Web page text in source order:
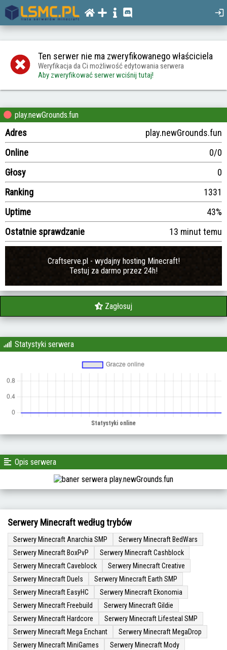
Ten serwer nie ma zweryfikowanego właściciela
Weryfikacja da Ci możliwość edytowania serwera
Aby zweryfikować serwer wciśnij tutaj!
play.newGrounds.fun
Adres
play.newGrounds.fun
Online
0/0
Głosy
0
Ranking
1331
Uptime
43%
Ostatnie sprawdzanie
13 minut temu
Craftserve.pl - wydajny hosting Minecraft!
Testuj za darmo przez 24h!
Zagłosuj
Statystyki serwera
Opis serwera
Serwery Minecraft według trybów
Serwery Minecraft Anarchia SMP
Serwery Minecraft BedWars
Serwery Minecraft BoxPvP
Serwery Minecraft Cashblock
Serwery Minecraft Caveblock
Serwery Minecraft Creative
Serwery Minecraft Duels
Serwery Minecraft Earth SMP
Serwery Minecraft EasyHC
Serwery Minecraft Ekonomia
Serwery Minecraft Freebuild
Serwery Minecraft Gildie
Serwery Minecraft Hardcore
Serwery Minecraft Lifesteal SMP
Serwery Minecraft Mega Enchant
Serwery Minecraft MegaDrop
Serwery Minecraft MiniGames
Serwery Minecraft Mody